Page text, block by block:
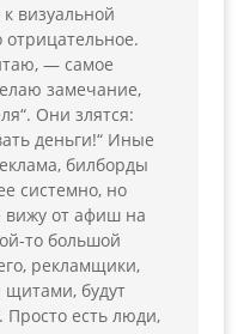
визуальной
— самое
замечание,
Они злятся:
деньги!“ Иные
билборды
системно, но
вижу от афиш на
то большой
рекламщики,
будут
Просто есть люди,